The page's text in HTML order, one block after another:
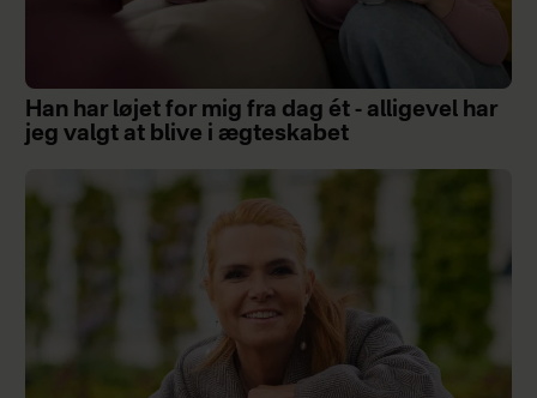
Han har løjet for mig fra dag ét - alligevel har
jeg valgt at blive i ægteskabet